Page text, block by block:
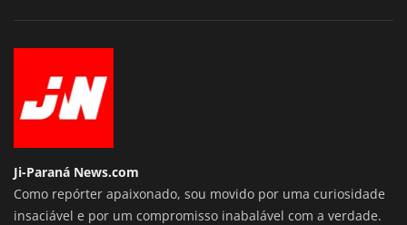
Ji-Paraná News.com
Como repórter apaixonado, sou movido por uma curiosidade
insaciável e por um compromisso inabalável com a verdade.